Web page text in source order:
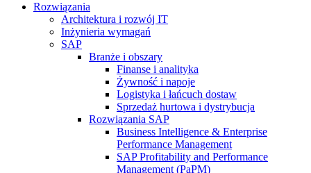
Rozwiązania
Architektura i rozwój IT
Inżynieria wymagań
SAP
Branże i obszary
Finanse i analityka
Żywność i napoje
Logistyka i łańcuch dostaw
Sprzedaż hurtowa i dystrybucja
Rozwiązania SAP
Business Intelligence & Enterprise
Performance Management
SAP Profitability and Performance
Management (PaPM)